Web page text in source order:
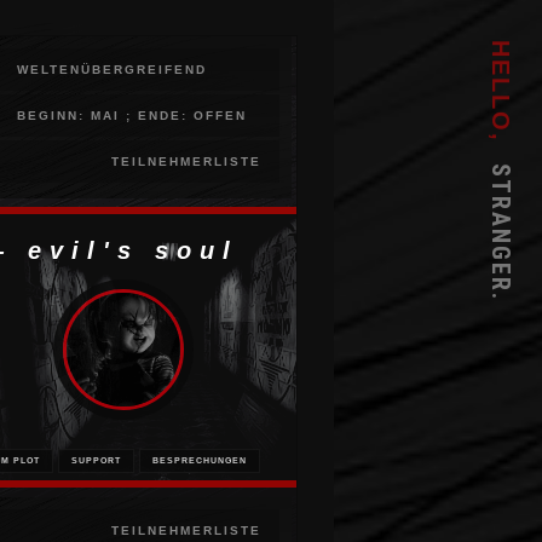
HELLO,
STRANGER.
WELTENÜBERGREIFEND
BEGINN: MAI ; ENDE: OFFEN
TEILNEHMERLISTE
evil's soul
PLOT SUPPORT BESPRECHUNGEN
TEILNEHMERLISTE